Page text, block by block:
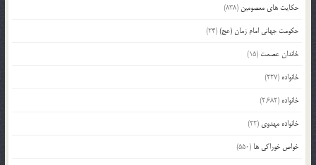
حکایت های معصومین (838)
حکومت جهانی امام زمان (عج)(24)
خاندان عصمت (15)
خانواده (227)
خانواده (2,682)
خانواده مهدوی (22)
خواص خوراکی ها (550)